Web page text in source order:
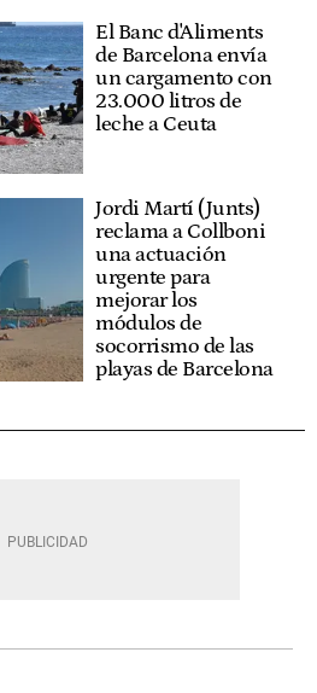
El Banc d'Aliments
de Barcelona envía
un cargamento con
23.000 litros de
leche a Ceuta
Jordi Martí (Junts)
reclama a Collboni
una actuación
urgente para
mejorar los
módulos de
socorrismo de las
playas de Barcelona